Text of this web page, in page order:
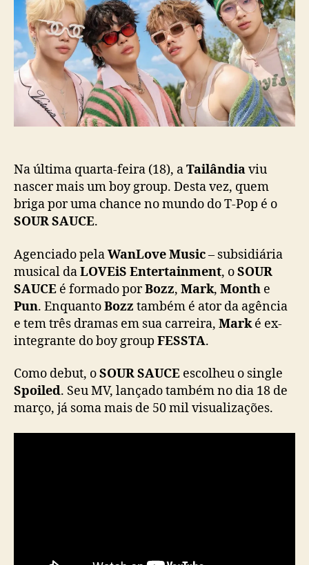
p
o
s
t
u
b
l
i
c
a
ç
ã
S
A
U
C
E
d
e
b
a
n
a
l
â
n
d
o
m
“
S
Na última quarta-feira (18), aTailândiaviu
nascer mais um boy group. Desta vez, quem
briga por uma chance no mundo do T-Pop é o
SOUR SAUCE.
Agenciado pelaWanLove Music– subsidiária
musical daLOVEiS Entertainment, oSOUR
SAUCE é formado porBozz, Mark, Month e
Pun. EnquantoBozz também é ator da agência
e tem três dramas em sua carreira, Marké ex-
integrante do boy group FESSTA.
Como debut, oSOUR SAUCE escolheu o single
Spoiled. Seu MV, lançado também no dia 18 de
março, já soma mais de 50 mil visualizações.